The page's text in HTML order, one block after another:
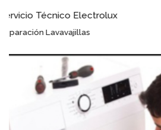
Servicio Técnico Electrolux Espiel
Eficacia Garantizada